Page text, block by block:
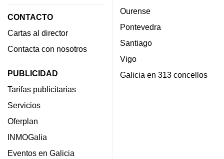
CONTACTO
Cartas al director
Contacta con nosotros
PUBLICIDAD
Tarifas publicitarias
Servicios
Oferplan
INMOGalia
Eventos en Galicia
Ourense
Pontevedra
Santiago
Vigo
Galicia en 313 concellos